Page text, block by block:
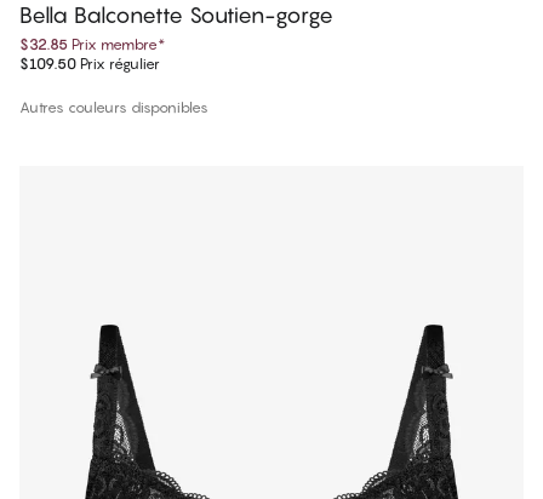
Bella Balconette Soutien-gorge
$32.85 Prix membre*
$109.50 Prix régulier
Autres couleurs disponibles